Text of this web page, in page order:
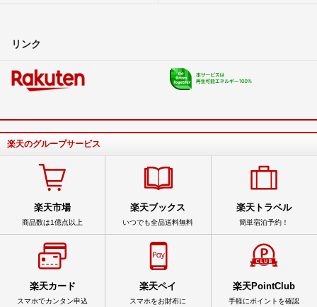
リンク
楽天のグループサービス
楽天市場
商品数は1億点以上
楽天ブックス
いつでも全品送料無料
楽天トラベル
簡単宿泊予約！
楽天カード
スマホでカンタン申込
楽天ペイ
スマホをお財布に
楽天PointClub
手軽にポイントを確認